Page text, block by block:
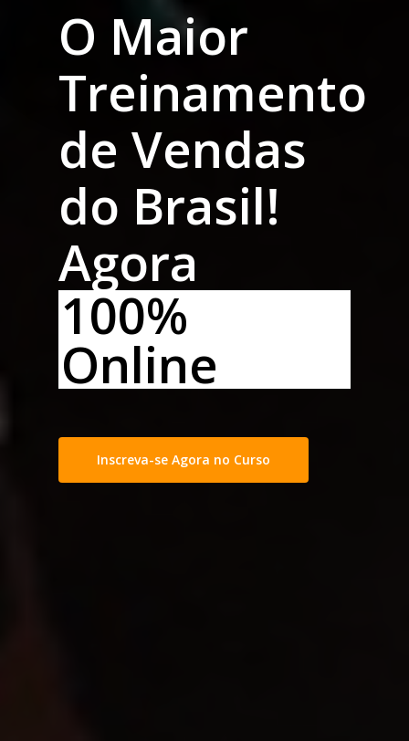
O Maior
Treinamento
de Vendas
do Brasil!
Agora
100%
Online
Inscreva-se Agora no Curso